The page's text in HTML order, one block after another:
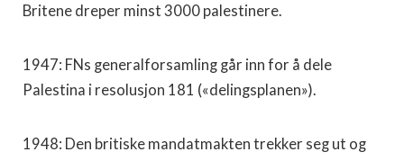
Britene dreper minst 3000 palestinere.
1947: FNs generalforsamling går inn for å dele
Palestina i resolusjon 181 («delingsplanen»).
1948: Den britiske mandatmakten trekker seg ut og